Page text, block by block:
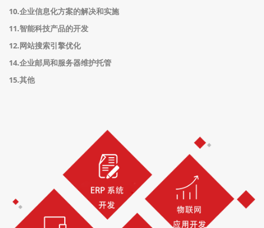
10.企业信息化方案的解决和实施
11.智能科技产品的开发
12.网站搜索引擎优化
14.企业邮局和服务器维护托管
15.其他